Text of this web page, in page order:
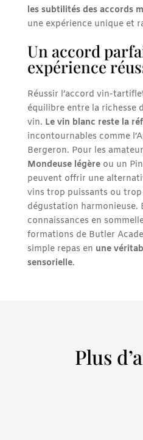
les subtilités des accords
une expérience unique et
Un accord
expérience
Réussir l’accord vin-
équilibre entre la richesse
vin. Le vin blanc reste la
incontournables comme
Bergeron. Pour les
Mondeuse légèreou un
peuvent offrir une
vins trop puissants ou trop
dégustation harmonieuse.
connaissances en
formations de Butler
simple repas en une
sensorielle.
Plus